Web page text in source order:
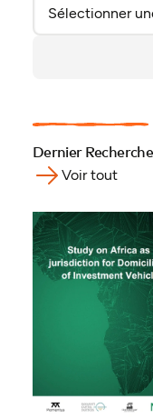
Dernier Recherche
Voir tout